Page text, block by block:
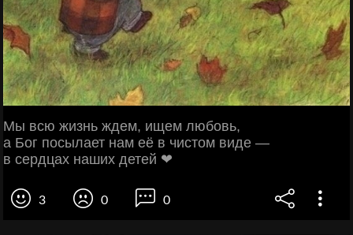
Мы всю жизнь ждем, ищем любовь,
а Бог посылает нам её в чистом виде —
в сердцах наших детей ❤
3 0 0